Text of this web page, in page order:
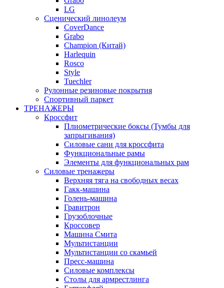
LG
Сценический линолеум
CoverDance
Grabo
Champion (Китай)
Harlequin
Rosco
Style
Tuechler
Рулонные резиновые покрытия
Спортивный паркет
ТРЕНАЖЕРЫ
Кроссфит
Плиометрические боксы (Тумбы для
запрыгивания)
Силовые сани для кроссфита
Функциональные рамы
Элементы для функциональных рам
Силовые тренажеры
Верхняя тяга на свободных весах
Гакк-машина
Голень-машина
Гравитрон
Грузоблочные
Кроссовер
Машина Смита
Мультистанции
Мультистанции со скамьей
Пресс-машина
Силовые комплексы
Столы для армрестлинга